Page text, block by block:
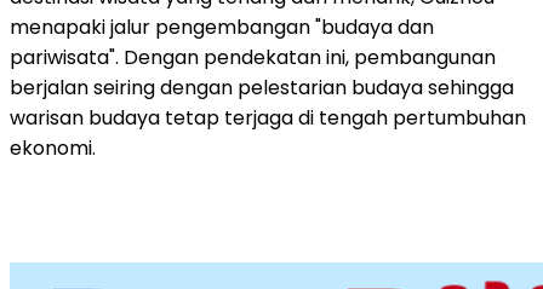
menapaki jalur pengembangan "budaya dan
pariwisata". Dengan pendekatan ini, pembangunan
berjalan seiring dengan pelestarian budaya sehingga
warisan budaya tetap terjaga di tengah pertumbuhan
ekonomi.